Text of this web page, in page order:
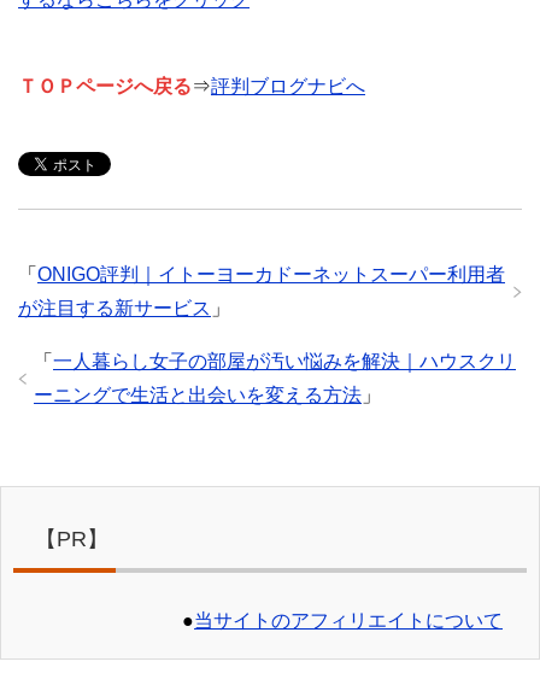
ＴＯＰページへ戻る⇒評判ブログナビへ
「 ONIGO評判｜イトーヨーカドーネットスーパー利用者
が注目する新サービス 」
「 一人暮らし女子の部屋が汚い悩みを解決｜ハウスクリ
ーニングで生活と出会いを変える方法 」
【PR】
●当サイトのアフィリエイトについて